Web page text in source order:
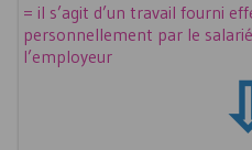
= il s’agit d’un travail fourni
personnellement par le
l’employeur